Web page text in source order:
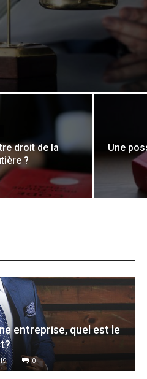
droit de la
?
Une
entreprise, quel est le
0